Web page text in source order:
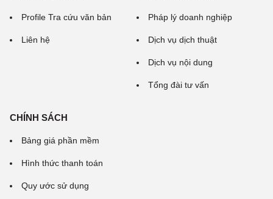
Profile Tra cứu văn bản
Liên hệ
Pháp lý doanh nghiệp
Dịch vụ dịch thuật
Dịch vụ nội dung
Tổng đài tư vấn
CHÍNH SÁCH
Bảng giá phần mềm
Hình thức thanh toán
Quy ước sử dụng